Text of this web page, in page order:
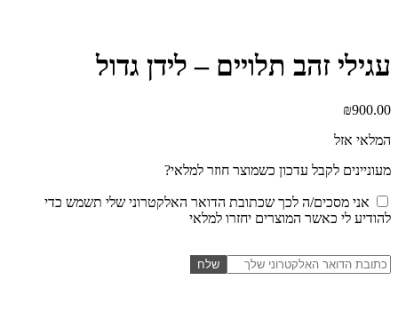
עגילי זהב תלויים – לידן גדול
₪900.00
המלאי אזל
מעוניינים לקבל עדכון כשמוצר חוזר למלאי?
אני מסכים/ה לכך שכתובת הדואר האלקטרוני שלי תשמש כדי
להודיע לי כאשר המוצרים יחזרו למלאי